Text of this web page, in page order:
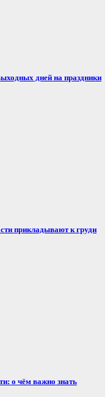
дней на праздники
прикладывают к груди
о чём важно знать